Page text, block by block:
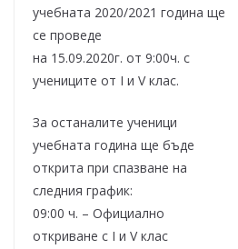
учебната 2020/2021 година ще
се проведе
на 15.09.2020г. от 9:00ч. с
учениците от I и V клас.
За останалите ученици
учебната година ще бъде
открита при спазване на
следния график:
09:00 ч. – Официално
откриване с I и V клас